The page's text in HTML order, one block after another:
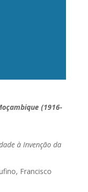
(1916-
à Invenção da
Francisco